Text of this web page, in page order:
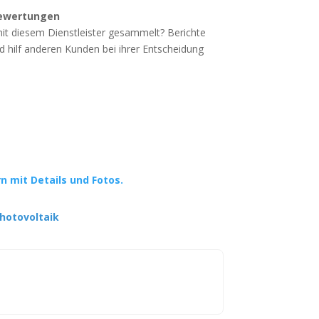
diesem Dienstleister gesammelt? Berichte
hilf anderen Kunden bei ihrer Entscheidung
mit Details und Fotos.